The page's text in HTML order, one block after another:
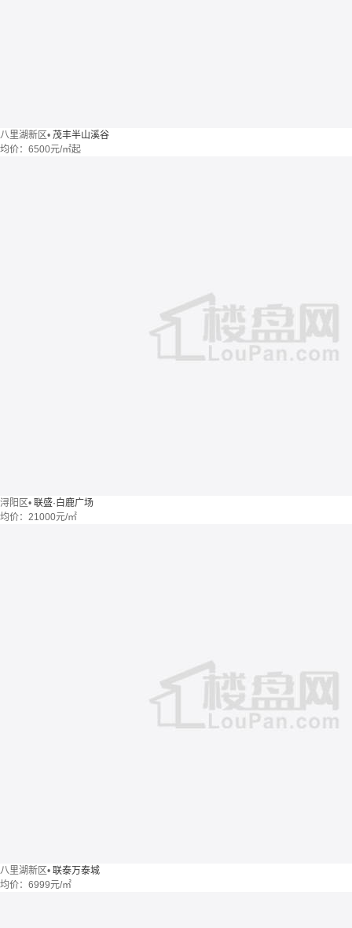
八里湖新区• 茂丰半山溪谷
均价： 6500元/㎡起
浔阳区• 联盛·白鹿广场
均价： 21000元/㎡
八里湖新区• 联泰万泰城
均价： 6999元/㎡